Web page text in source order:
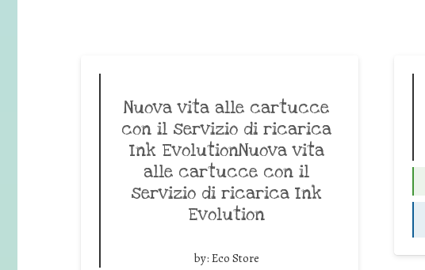
Nuova vita alle cartucce
con il servizio di ricarica
Ink EvolutionNuova vita
alle cartucce con il
servizio di ricarica Ink
Evolution
by: Eco Store